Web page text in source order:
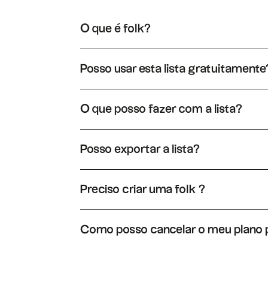
O que é folk?
Posso usar esta lista
O que posso fazer com a lista?
Posso exportar a lista?
Preciso criar uma folk ?
Como posso cancelar o meu plano